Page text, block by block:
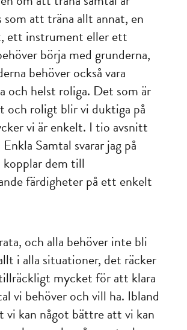
som att träna allt annat, en
ett instrument eller ett
börja med grunderna,
behöver också vara
och helst roliga. Det som är
och roligt blir vi duktiga på
vi är enkelt. I tio avsnitt
Samtal svarar jag på
dem till
färdigheter på ett enkelt
och alla behöver inte bli
i alla situationer, det räcker
mycket för att klara
vi behöver och vill ha. Ibland
vi kan något bättre att vi kan